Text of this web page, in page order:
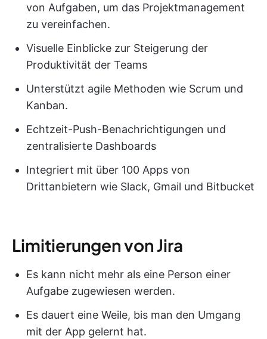
von Aufgaben, um das Projektmanagement
zu vereinfachen.
Visuelle Einblicke zur Steigerung der
Produktivität der Teams
Unterstützt agile Methoden wie Scrum und
Kanban.
Echtzeit-Push-Benachrichtigungen und
zentralisierte Dashboards
Integriert mit über 100 Apps von
Drittanbietern wie Slack, Gmail und Bitbucket
Limitierungen von Jira
Es kann nicht mehr als eine Person einer
Aufgabe zugewiesen werden.
Es dauert eine Weile, bis man den Umgang
mit der App gelernt hat.